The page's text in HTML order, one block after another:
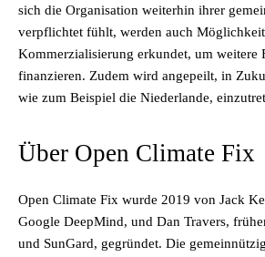
sich die Organisation weiterhin ihrer
verpflichtet fühlt, werden auch
Kommerzialisierung erkundet, um weitere
finanzieren. Zudem wird angepeilt, in
wie zum Beispiel die Niederlande,
Über Open Climate Fix
Open Climate Fix wurde 2019 von Jack
Google DeepMind, und Dan Travers,
und SunGard, gegründet. Die